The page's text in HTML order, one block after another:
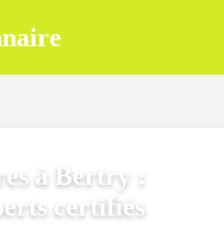
à Bertry :
certifiés